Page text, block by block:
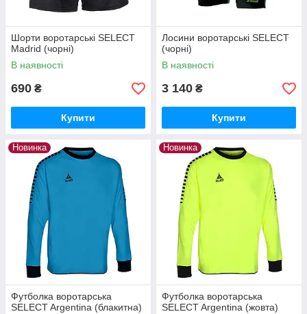
Шорти воротарські SELECT
Madrid (чорні)
В наявності
690 ₴
Купити
Лосини воротарські SELECT
(чорні)
В наявності
3 140 ₴
Купити
Новинка
Футболка воротарська
SELECT Argentina (блакитна)
Новинка
Футболка воротарська
SELECT Argentina (жовта)